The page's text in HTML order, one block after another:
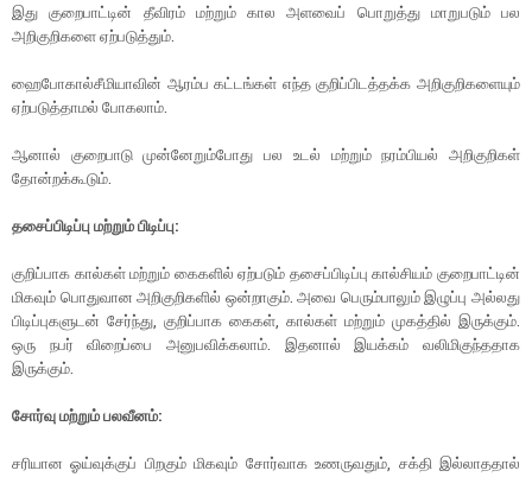
இது குறைபாட்டின் தீவிரம் மற்றும் கால அளவைப் பொறுத்து மாறுபடும் பல
அறிகுறிகளை ஏற்படுத்தும்.
ஹைபோகால்சீமியாவின் ஆரம்ப கட்டங்கள் எந்த குறிப்பிடத்தக்க அறிகுறிகளையும்
ஏற்படுத்தாமல் போகலாம்.
ஆனால் குறைபாடு முன்னேறும்போது பல உடல் மற்றும் நரம்பியல் அறிகுறிகள்
தோன்றக்கூடும்.
தசைப்பிடிப்பு மற்றும் பிடிப்பு:
குறிப்பாக கால்கள் மற்றும் கைகளில் ஏற்படும் தசைப்பிடிப்பு கால்சியம் குறைபாட்டின்
மிகவும் பொதுவான அறிகுறிகளில் ஒன்றாகும். அவை பெரும்பாலும் இழுப்பு அல்லது
பிடிப்புகளுடன் சேர்ந்து, குறிப்பாக கைகள், கால்கள் மற்றும் முகத்தில் இருக்கும்.
ஒரு நபர் விறைப்பை அனுபவிக்கலாம். இதனால் இயக்கம் வலிமிகுந்ததாக
இருக்கும்.
சோர்வு மற்றும் பலவீனம்:
சரியான ஓய்வுக்குப் பிறகும் மிகவும் சோர்வாக உணருவதும், சக்தி இல்லாததால்